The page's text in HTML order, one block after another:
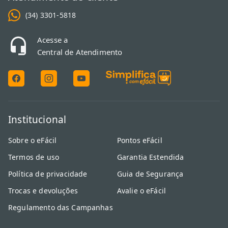
O que são exatamente os periféricos de um
computador?
São todos os dispositivos externos conectados à unidade principal
para ampliar suas funções. Isso inclui desde itens de entrada,
impressoras, além de dispositivos de armazenamento externo.
(34) 3301-5818
Acesse a
Central de Atendimento
Institucional
Sobre o eFácil
Termos de uso
Política de privacidade
Trocas e devoluções
Regulamento das Campanhas
Pontos eFácil
Garantia Estendida
Guia de Segurança
Avalie o eFácil